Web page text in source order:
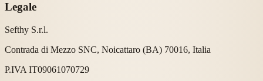
Legale
Sefthy S.r.l.
Contrada di Mezzo SNC, Noicattaro (BA) 70016, Italia
P.IVA IT09061070729